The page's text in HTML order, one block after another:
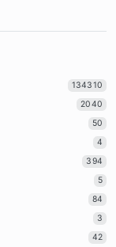
134310
2040
50
4
394
5
84
3
42